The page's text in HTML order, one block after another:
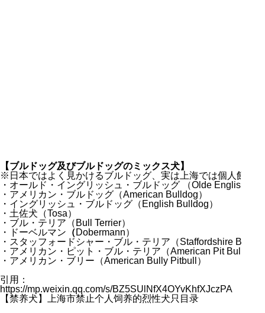
【ブルドッグ及びブルドッグのミックス犬】
※日本ではよく見かけるブルドッグ、実は上海では個人飼育
・オールド・イングリッシュ・ブルドッグ （Olde English
・アメリカン・ブルドッグ（American Bulldog）
・イングリッシュ・ブルドッグ（English Bulldog）
・土佐犬（Tosa）
・ブル・テリア（Bull Terrier）
・ドーベルマン （Dobermann）
・スタッフォードシャー・ブル・テリア（Staffordshire Bull
・アメリカン・ピット・ブル・テリア（American Pit Bull
・アメリカン・ブリー（American Bully Pitbull）
引用：
https://mp.weixin.qq.com/s/BZ5SUlNfX4OYvKhfXJczPA
【禁养犬】上海市禁止个人饲养的烈性犬只目录